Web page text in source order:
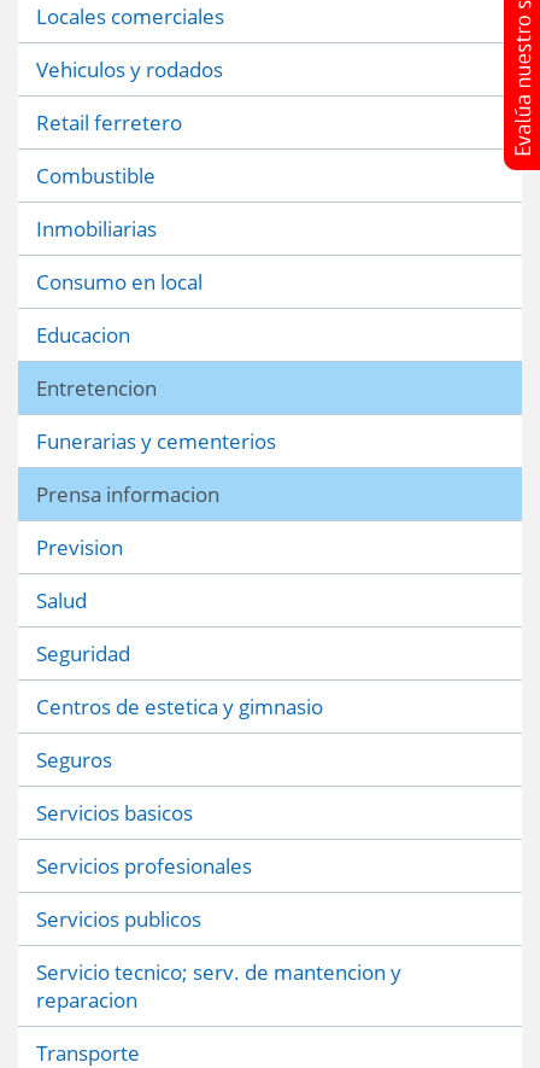
Locales comerciales
Vehiculos y rodados
Retail ferretero
Combustible
Inmobiliarias
Consumo en local
Educacion
Entretencion
Funerarias y cementerios
Prensa informacion
Prevision
Salud
Seguridad
Centros de estetica y gimnasio
Seguros
Servicios basicos
Servicios profesionales
Servicios publicos
Servicio tecnico; serv. de mantencion y
reparacion
Transporte